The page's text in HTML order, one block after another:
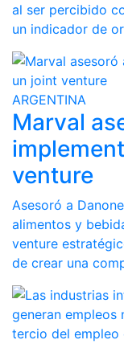
al ser percibido
un indicador de
ARGENTINA
Marval
venture
Asesoró a
alimentos y
venture
de crear una